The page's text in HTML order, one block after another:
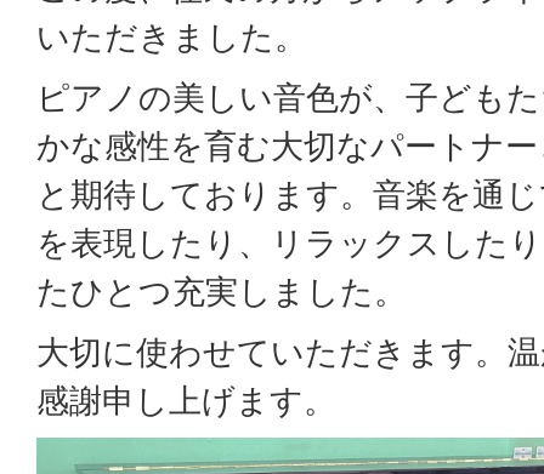
いただきました。
ピアノの美しい音色が、子ども
かな感性を育む大切なパートナ
と期待しております。音楽を通
を表現したり、リラックスした
たひとつ充実しました。
大切に使わせていただきます。
感謝申し上げます。